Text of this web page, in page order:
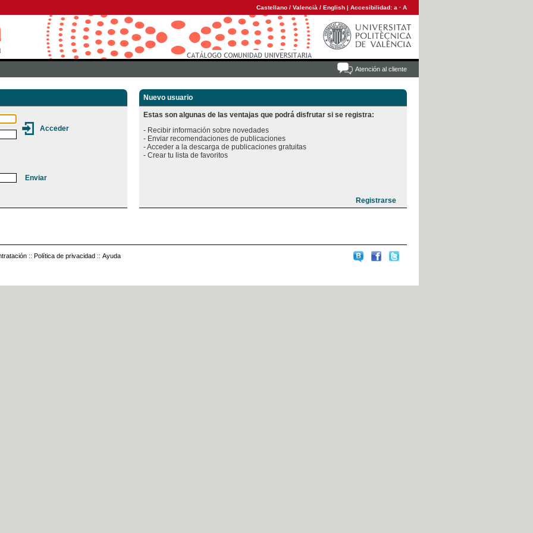
Castellano / Valencià / English | Accesibilidad: a · A
Atención al cliente
Nuevo usuario
Estas son algunas de las ventajas que podrá disfrutar si se registra:
- Recibir información sobre novedades
- Enviar recomendaciones de publicaciones
- Acceder a la descarga de publicaciones gratuitas
:: Política de privacidad :: Ayuda